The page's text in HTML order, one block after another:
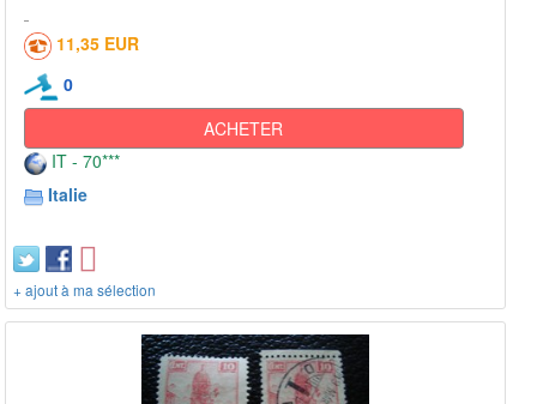
11,35 EUR
0
ACHETER
IT - 70***
Italie
+ ajout à ma sélection